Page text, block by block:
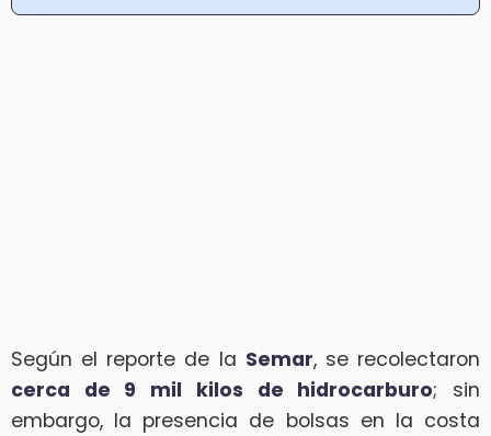
Según el reporte de la Semar, se recolectaron
cerca de 9 mil kilos de hidrocarburo; sin
embargo, la presencia de bolsas en la costa